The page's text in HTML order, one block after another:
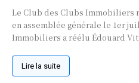
Le Club des Clubs Immobiliers
en assemblée générale le 1er
Immobiliers a réélu Édouard
Lire la suite